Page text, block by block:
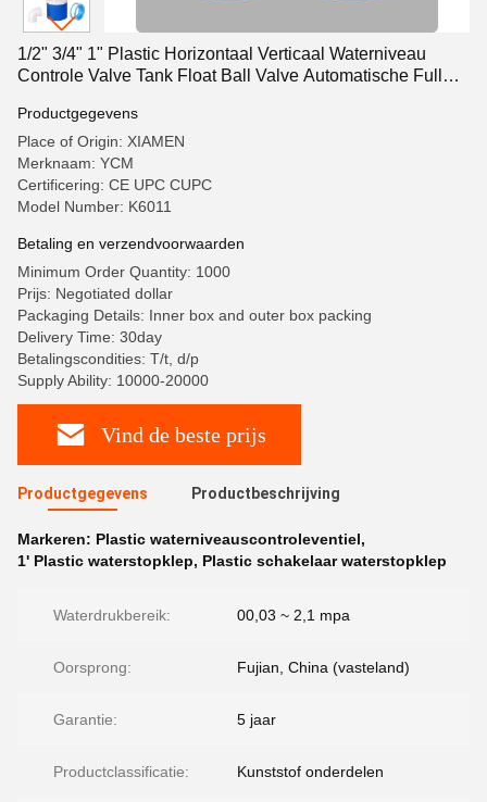
1/2" 3/4" 1" Plastic Horizontaal Verticaal Waterniveau
Controle Valve Tank Float Ball Valve Automatische Full
Productgegevens
Place of Origin: XIAMEN
Merknaam: YCM
Certificering: CE UPC CUPC
Model Number: K6011
Betaling en verzendvoorwaarden
Minimum Order Quantity: 1000
Prijs: Negotiated dollar
Packaging Details: Inner box and outer box packing
Delivery Time: 30day
Betalingscondities: T/t, d/p
Supply Ability: 10000-20000
Vind de beste prijs
Productgegevens Productbeschrijving
Markeren: Plastic waterniveauscontroleventiel,
1' Plastic waterstopklep, Plastic schakelaar waterstopklep
Waterdrukbereik: 00,03 ~ 2,1 mpa
Oorsprong: Fujian, China (vasteland)
Garantie: 5 jaar
Productclassificatie: Kunststof onderdelen